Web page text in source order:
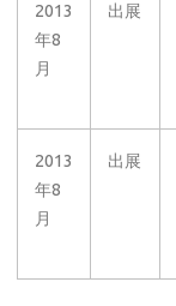
2013
年8
月
出展
2013
年8
月
出展